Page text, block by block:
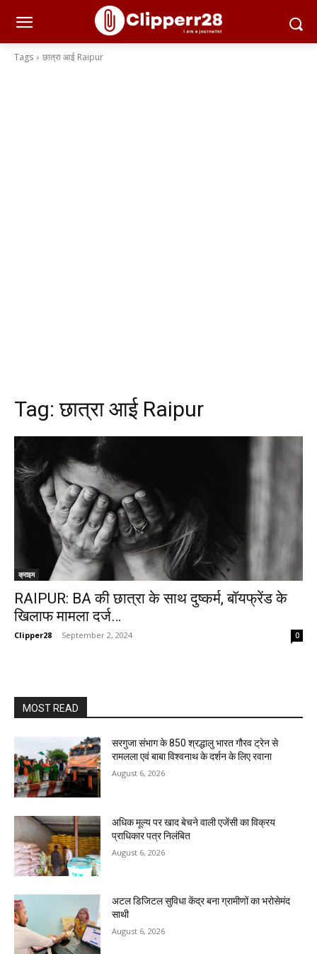
Tags छात्रा आई Raipur
Tag:छात्रा आई Raipur
क्राइम
RAIPUR: BA की छात्रा के साथ दुष्कर्म, बॉयफ्रेंड के
खिलाफ मामला दर्ज…
Clipper28 - September 2, 2024 0
MOST READ
सरगुजा संभाग के 850 श्रद्धालु भारत गौरव ट्रेन से
रामलला एवं बाबा विश्वनाथ के दर्शन के लिए रवाना
August 6, 2026
अधिक मूल्य पर खाद बेचने वाली एजेंसी का विक्रय
प्राधिकार पत्र निलंबित
August 6, 2026
अटल डिजिटल सुविधा केंद्र बना ग्रामीणों का भरोसेमंद
साथी
August 6, 2026